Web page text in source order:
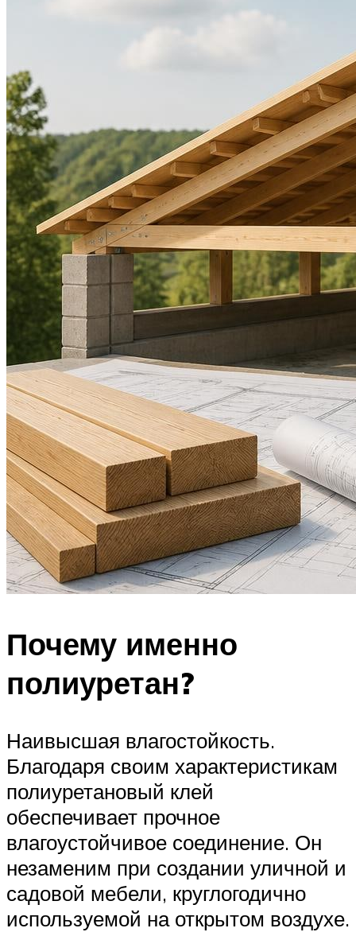
Почему именно
полиуретан?
Наивысшая влагостойкость.
Благодаря своим характеристикам
полиуретановый клей
обеспечивает прочное
влагоустойчивое соединение. Он
незаменим при создании уличной и
садовой мебели, круглогодично
используемой на открытом воздухе.